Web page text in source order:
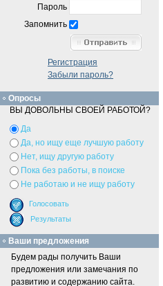
Пароль
Запомнить
Регистрация
Забыли пароль?
Опросы
ВЫ ДОВОЛЬНЫ СВОЕЙ РАБОТОЙ?
Да
Да, но ищу еще лучшую работу
Нет, ищу другую работу
Пока без работы, в поиске
Не работаю и не ищу работу
Ваши предложения
Будем рады получить Ваши
предложения или замечания по
развитию и содержанию сайта.